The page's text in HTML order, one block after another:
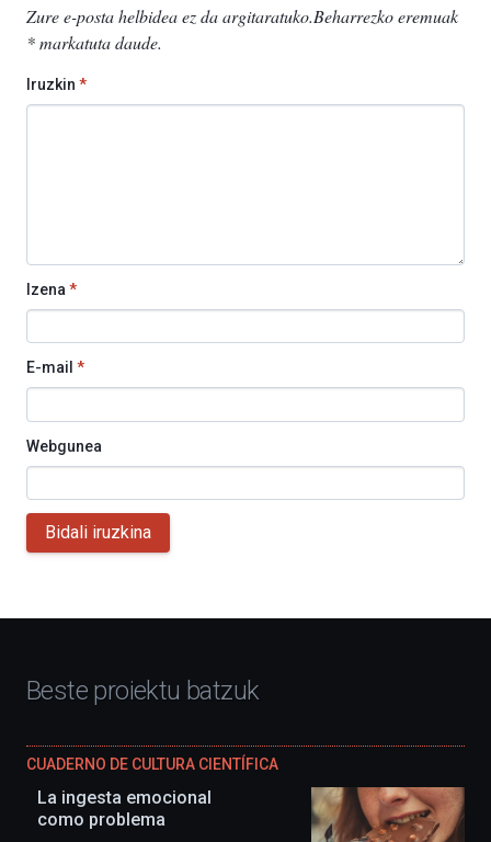
Zure e-posta helbidea ez da argitaratuko.Beharrezko eremuak
*markatuta daude.
Iruzkin *
Izena *
E-mail *
Webgunea
Bidali iruzkina
Beste proiektu batzuk
CUADERNO DE CULTURA CIENTÍFICA
La ingesta emocional
como problema